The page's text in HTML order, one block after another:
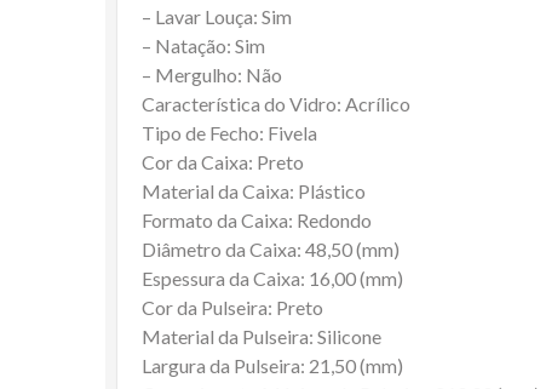
– Lavar Louça: Sim
– Natação: Sim
– Mergulho: Não
Característica do Vidro: Acrílico
Tipo de Fecho: Fivela
Cor da Caixa: Preto
Material da Caixa: Plástico
Formato da Caixa: Redondo
Diâmetro da Caixa: 48,50 (mm)
Espessura da Caixa: 16,00 (mm)
Cor da Pulseira: Preto
Material da Pulseira: Silicone
Largura da Pulseira: 21,50 (mm)